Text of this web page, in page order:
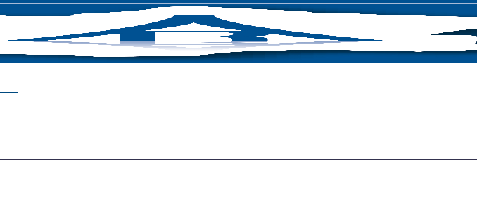
QUI SOMMES NOUS CONTACT